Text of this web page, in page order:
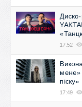
17:52
мене»
піску»
17:49